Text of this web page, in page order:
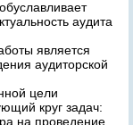
аудита
является
аудиторской
цели
круг задач:
на проведение